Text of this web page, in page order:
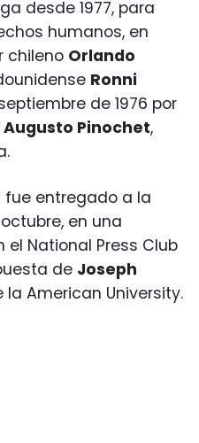
desde 1977, para
humanos, en
chileno Orlando
Ronni
de 1976 por
Augusto Pinochet,
fue entregado a la
en una
National Press Club
de Joseph
American University.